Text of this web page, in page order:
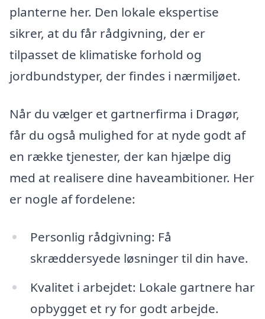
planterne her. Den lokale ekspertise
sikrer, at du får rådgivning, der er
tilpasset de klimatiske forhold og
jordbundstyper, der findes i nærmiljøet.
Når du vælger et gartnerfirma i Dragør,
får du også mulighed for at nyde godt af
en række tjenester, der kan hjælpe dig
med at realisere dine haveambitioner. Her
er nogle af fordelene:
Personlig rådgivning: Få
skræddersyede løsninger til din have.
Kvalitet i arbejdet: Lokale gartnere har
opbygget et ry for godt arbejde.